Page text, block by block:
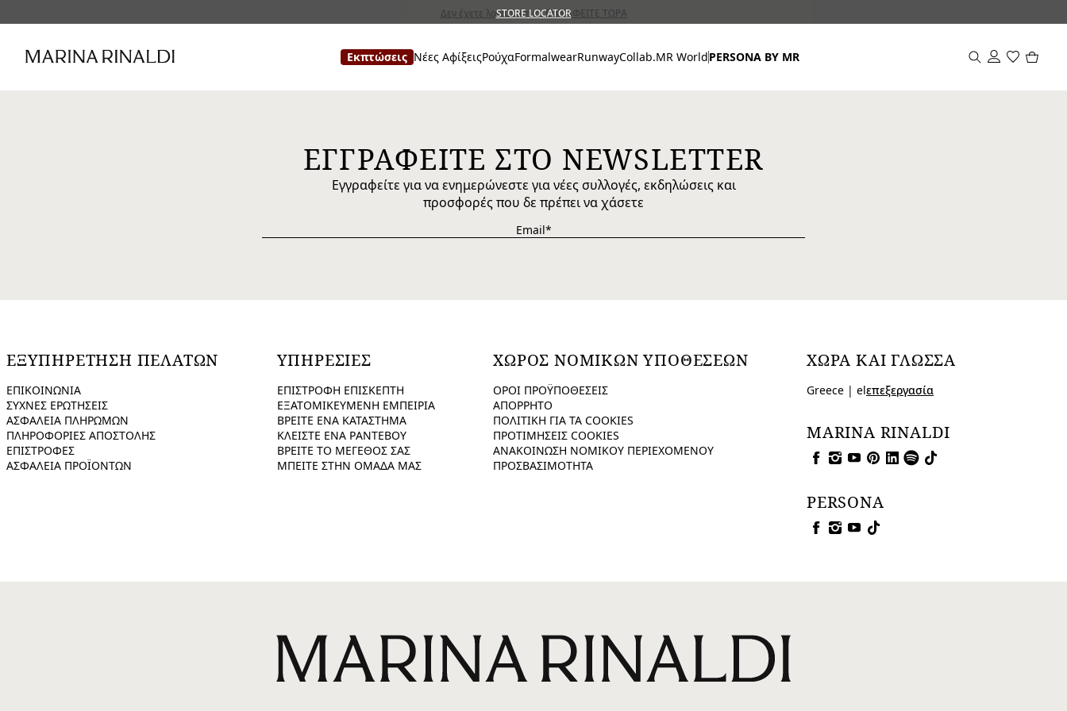
Δωρεάν αποστολή και επιστροφές
Δεν έχετε λογαριασμό; ΕΓΓΡΑΦΕΙΤΕ ΤΩΡΑ
STORE LOCATOR
Εκπτώσεις Νέες ΑφίξειςΡούχαFormalwearRunwayCollab.MR WorldPERSONA BY MR
ΕΓΓΡΑΦΕΙΤΕ ΣΤΟ NEWSLETTER
Εγγραφείτε για να ενημερώνεστε για νέες συλλογές, εκδηλώσεις και
προσφορές που δε πρέπει να χάσετε
ΕΞΥΠΗΡΕΤΗΣΗ ΠΕΛΑΤΩΝ
ΕΠΙΚΟΙΝΩΝΙΑ
ΣΥΧΝΕΣ ΕΡΩΤΗΣΕΙΣ
ΑΣΦΑΛΕΙΑ ΠΛΗΡΩΜΩΝ
ΠΛΗΡΟΦΟΡΙΕΣ ΑΠΟΣΤΟΛΗΣ
ΕΠΙΣΤΡΟΦΕΣ
ΑΣΦΑΛΕΙΑ ΠΡΟΪΟΝΤΩΝ
ΥΠΗΡΕΣΙΕΣ
ΕΠΙΣΤΡΟΦΗ ΕΠΙΣΚΕΠΤΗ
ΕΞΑΤΟΜΙΚΕΥΜΕΝΗ ΕΜΠΕΙΡΙΑ
ΒΡΕΙΤΕ ΕΝΑ ΚΑΤΑΣΤΗΜΑ
ΚΛΕΙΣΤΕ ΕΝΑ ΡΑΝΤΕΒΟΥ
ΒΡΕΙΤΕ ΤΟ ΜΕΓΕΘΟΣ ΣΑΣ
ΜΠΕΙΤΕ ΣΤΗΝ ΟΜΑΔΑ ΜΑΣ
ΧΩΡΟΣ ΝΟΜΙΚΩΝ ΥΠΟΘΕΣΕΩΝ
ΟΡΟΙ ΠΡΟΫΠΟΘΕΣΕΙΣ
ΑΠΟΡΡΗΤΟ
ΠΟΛΙΤΙΚΗ ΓΙΑ ΤΑ COOKIES
ΠΡΟΤΙΜΗΣΕΙΣ COOKIES
ΑΝΑΚΟΙΝΩΣΗ ΝΟΜΙΚΟΥ ΠΕΡΙΕΧΟΜΕΝΟΥ
ΠΡΟΣΒΑΣΙΜΟΤΗΤΑ
ΧΏΡΑ ΚΑΙ ΓΛΏΣΣΑ
Greece | elεπεξεργασία
MARINA RINALDI
PERSONA